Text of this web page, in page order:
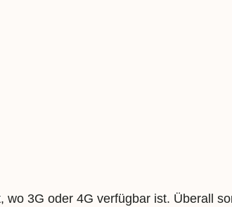
3G oder 4G verfügbar ist. Überall